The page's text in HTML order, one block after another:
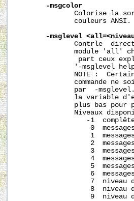
-msgcolor
Colorise la
              couleurs ANSI.
-msglevel
Contrle
module 'all'
part ceux
'-msglevel
NOTE :
commande ne
par  -
la variable
plus bas pour
Niveaux
-1
0
1
2
3
4
5
6
7  niveau
8  niveau
9  niveau